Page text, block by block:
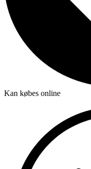
Kan købes online